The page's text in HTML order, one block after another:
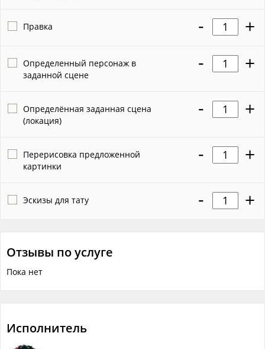
- пейзажи любых мест и миров
другом стиле)
- новые уникальные дизайны любых объектов
- обложки для книг, журналов и прочего
И многое, многое другое.
работе подхожу с душой. Имею художественное
образование и большой стаж в digital art, поэтому смогу
Присылаю промежуточные этапы работы для согласования
вашим заказом. Обращайтесь!
Что понадобится исполнителю
Объём работ в одной услуге
Правка - +
Определенный персонаж в
заданной сцене
- +
Определённая заданная сцена
(локация)
- +
Перерисовка предложенной
картинки
- +
Эскизы для тату - +
Отзывы по услуге
Пока нет
Исполнитель